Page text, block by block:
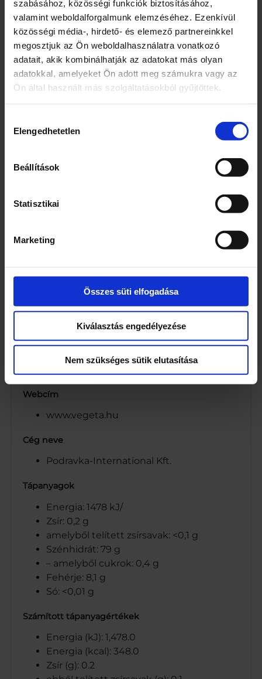
szabásához, közösségi funkciók biztosításához,
valamint weboldalforgalmunk elemzéséhez. Ezenkívül
közösségi média-, hirdető- és elemező partnereinkkel
megosztjuk az Ön weboldalhasználatra vonatkozó
adatait, akik kombinálhatják az adatokat más olyan
adatokkal, amelyeket Ön adott meg számukra vagy az
Ön által használt más szolgáltatásokból gyűjtöttek.
kiválasztása
Elengedhetetlen
Beállítások
Statisztikai
Marketing
Összes süti elfogadása
Kiválasztás engedélyezése
Nem szükséges sütik elutasítása
a joghurttal és a mentával és adja hozzá a
rizst, melyet a dobozon található
elkészítési javaslat alapján készítsen el és
tálalja az ételt. Díszítse mentával és
zöldhagymával.
Podravka-International Kft. 1143
Budapest Ilka u. 34.
Jázmin rizs. Hosszúszemű. „A” minőségű
Származási ország kódja: ITA
Lagris
Vetett rizsből (Oryza Sativa L) készült
Egység (szabadon)
Webcím
www.vegeta.hu
Cég neve
Podravka-International Kft.
Tápanyagok
Energia: 1478 kJ/
Zsír: 0,2 g
amelyből telített zsírsavak: <0,1 g
Szénhidrát: 79 g
– amelyből cukrok: 0,4 g
Fehérje: 8,1 g
Só: <0,01 g
Számított tápanyagértékek
Energia (kJ): 1,478.0
Energia (kcal): 348.0
Zsír (g): 0.2